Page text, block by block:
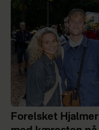
Forelsket Hjalmer